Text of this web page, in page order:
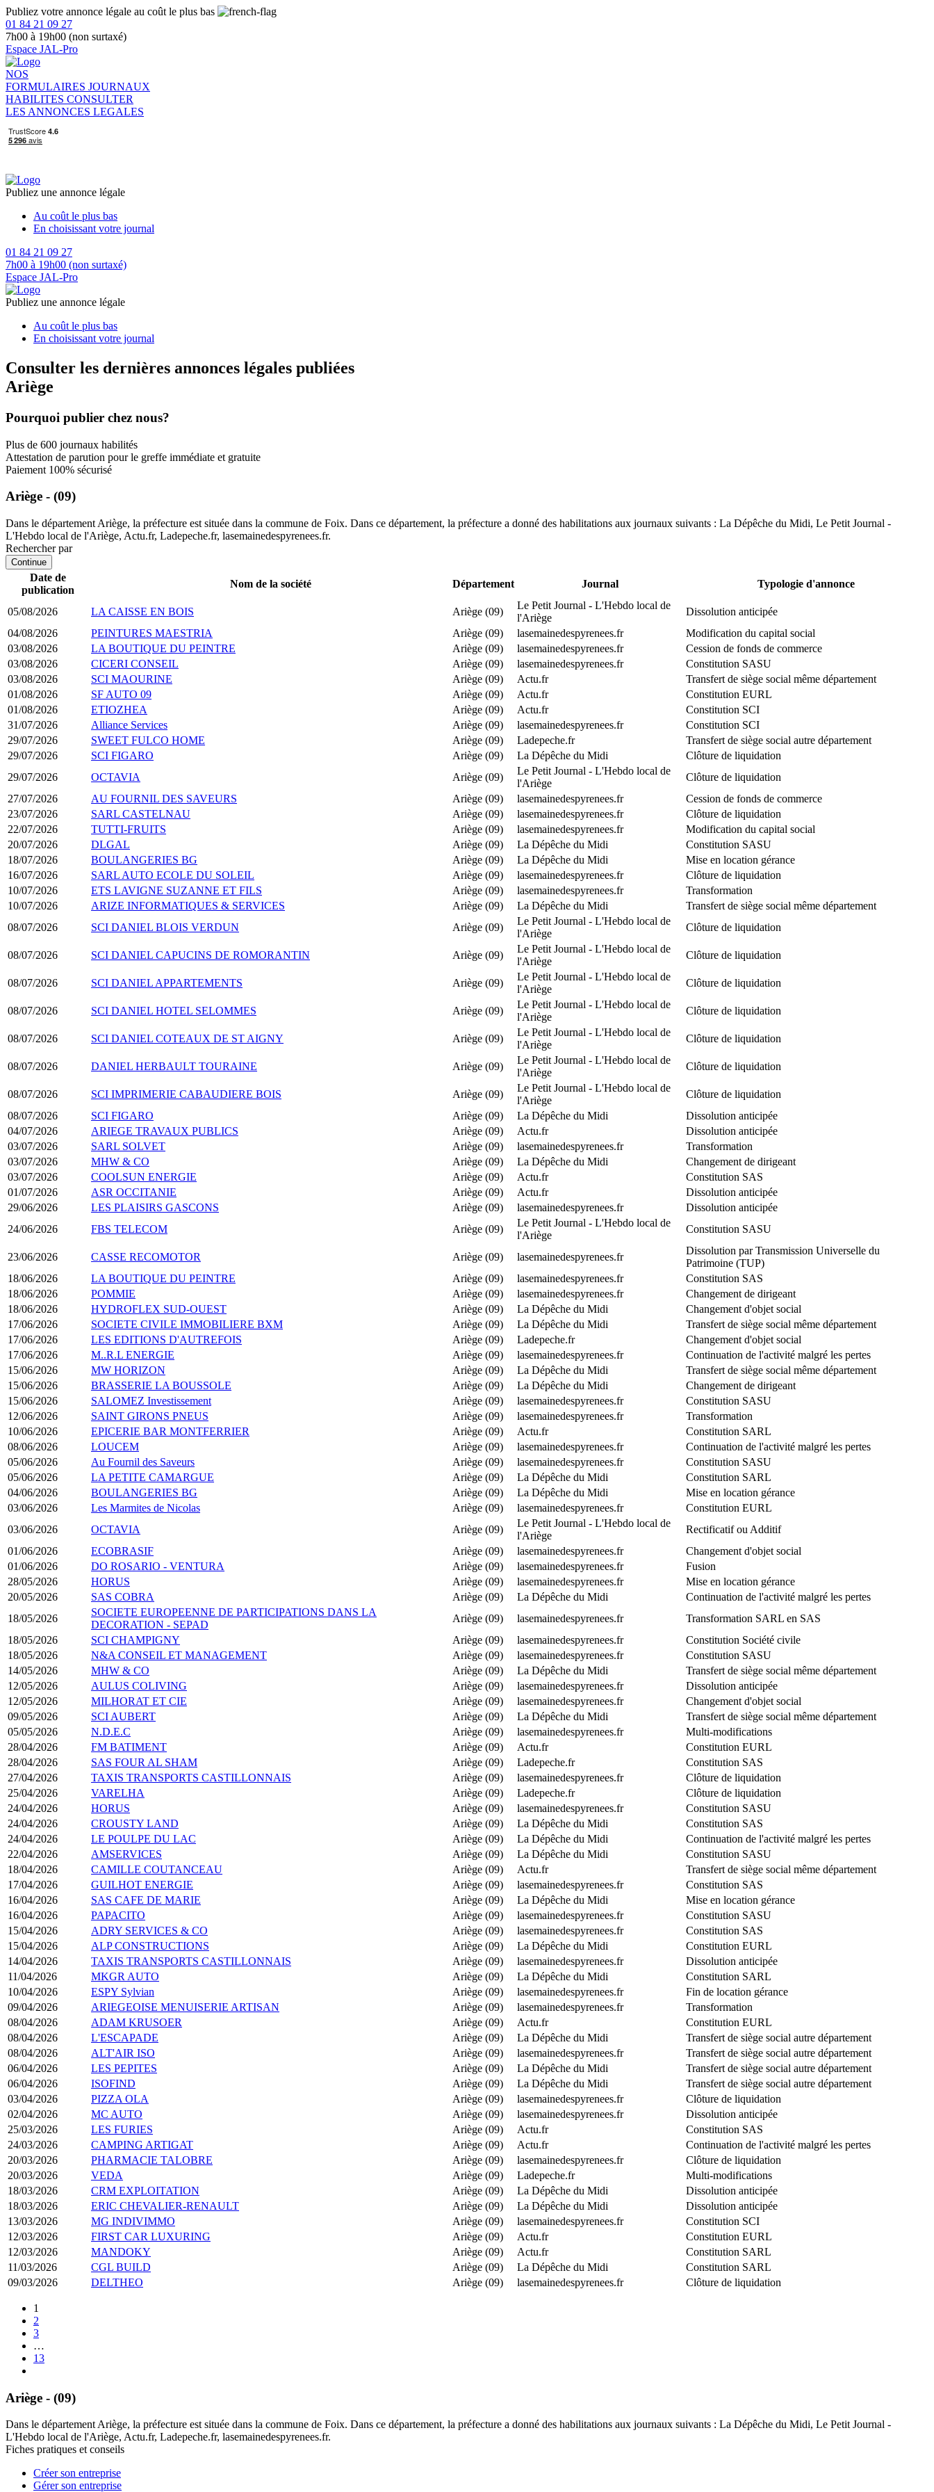
Publiez votre annonce légale au coût le plus bas
01 84 21 09 27
7h00 à 19h00 (non surtaxé)
Espace JAL-Pro
NOS
FORMULAIRES JOURNAUX
HABILITES CONSULTER
LES ANNONCES LEGALES
Publiez une annonce légale
Au coût le plus bas
En choisissant votre journal
01 84 21 09 27
7h00 à 19h00 (non surtaxé)
Espace JAL-Pro
Publiez une annonce légale
Au coût le plus bas
En choisissant votre journal
Consulter les dernières annonces légales publiées
Ariège
Pourquoi publier chez nous?
Plus de 600 journaux habilités
Attestation de parution pour le greffe immédiate et gratuite
Paiement 100% sécurisé
Ariège - (09)
Dans le département Ariège, la préfecture est située dans la commune de Foix. Dans ce département, la préfecture a donné des habilitations aux journaux suivants : La Dépêche du Midi, Le Petit Journal -
L'Hebdo local de l'Ariège, Actu.fr, Ladepeche.fr, lasemainedespyrenees.fr.
Rechercher par
Continue
Date de
publication
Nom de la société Département Journal Typologie d'annonce
05/08/2026 LA CAISSE EN BOIS Ariège (09)
Le Petit Journal - L'Hebdo local de
l'Ariège
Dissolution anticipée
04/08/2026
PEINTURES MAESTRIA Ariège (09) lasemainedespyrenees.fr
Modification du capital social
03/08/2026
LA BOUTIQUE DU PEINTRE Ariège (09) lasemainedespyrenees.fr
Cession de fonds de commerce
03/08/2026
CICERI CONSEIL Ariège (09) lasemainedespyrenees.fr
Constitution SASU
03/08/2026
SCI MAOURINE Ariège (09) Actu.fr
Transfert de siège social même département
01/08/2026
SF AUTO 09 Ariège (09) Actu.fr
Constitution EURL
01/08/2026
ETIOZHEA Ariège (09) Actu.fr
Constitution SCI
31/07/2026
Alliance Services Ariège (09) lasemainedespyrenees.fr
Constitution SCI
29/07/2026
SWEET FULCO HOME Ariège (09) Ladepeche.fr
Transfert de siège social autre département
29/07/2026
SCI FIGARO Ariège (09) La Dépêche du Midi
Clôture de liquidation
29/07/2026
OCTAVIA Ariège (09)
Le Petit Journal - L'Hebdo local de
l'Ariège
Clôture de liquidation
27/07/2026
AU FOURNIL DES SAVEURS Ariège (09) lasemainedespyrenees.fr
Cession de fonds de commerce
23/07/2026
SARL CASTELNAU Ariège (09) lasemainedespyrenees.fr
Clôture de liquidation
22/07/2026
TUTTI-FRUITS Ariège (09) lasemainedespyrenees.fr
Modification du capital social
20/07/2026
DLGAL Ariège (09) La Dépêche du Midi
Constitution SASU
18/07/2026
BOULANGERIES BG Ariège (09) La Dépêche du Midi
Mise en location gérance
16/07/2026
SARL AUTO ECOLE DU SOLEIL Ariège (09) lasemainedespyrenees.fr
Clôture de liquidation
10/07/2026
ETS LAVIGNE SUZANNE ET FILS Ariège (09) lasemainedespyrenees.fr
Transformation
10/07/2026
ARIZE INFORMATIQUES & SERVICES Ariège (09) La Dépêche du Midi
Transfert de siège social même département
08/07/2026
SCI DANIEL BLOIS VERDUN Ariège (09)
Le Petit Journal - L'Hebdo local de
l'Ariège
Clôture de liquidation
08/07/2026 SCI DANIEL CAPUCINS DE ROMORANTIN Ariège (09)
Le Petit Journal - L'Hebdo local de
l'Ariège
Clôture de liquidation
08/07/2026 SCI DANIEL APPARTEMENTS Ariège (09)
Le Petit Journal - L'Hebdo local de
l'Ariège
Clôture de liquidation
08/07/2026 SCI DANIEL HOTEL SELOMMES Ariège (09)
Le Petit Journal - L'Hebdo local de
l'Ariège
Clôture de liquidation
08/07/2026 SCI DANIEL COTEAUX DE ST AIGNY Ariège (09)
Le Petit Journal - L'Hebdo local de
l'Ariège
Clôture de liquidation
08/07/2026 DANIEL HERBAULT TOURAINE Ariège (09)
Le Petit Journal - L'Hebdo local de
l'Ariège
Clôture de liquidation
08/07/2026 SCI IMPRIMERIE CABAUDIERE BOIS Ariège (09)
Le Petit Journal - L'Hebdo local de
l'Ariège
Clôture de liquidation
08/07/2026
SCI FIGARO Ariège (09) La Dépêche du Midi
Dissolution anticipée
04/07/2026
ARIEGE TRAVAUX PUBLICS Ariège (09) Actu.fr
Dissolution anticipée
03/07/2026
SARL SOLVET Ariège (09) lasemainedespyrenees.fr
Transformation
03/07/2026
MHW & CO Ariège (09) La Dépêche du Midi
Changement de dirigeant
03/07/2026
COOLSUN ENERGIE Ariège (09) Actu.fr
Constitution SAS
01/07/2026
ASR OCCITANIE Ariège (09) Actu.fr
Dissolution anticipée
29/06/2026
LES PLAISIRS GASCONS Ariège (09) lasemainedespyrenees.fr
Dissolution anticipée
24/06/2026
FBS TELECOM Ariège (09)
Le Petit Journal - L'Hebdo local de
l'Ariège
Constitution SASU
23/06/2026 CASSE RECOMOTOR Ariège (09) lasemainedespyrenees.fr
Dissolution par Transmission Universelle du
Patrimoine (TUP)
18/06/2026
LA BOUTIQUE DU PEINTRE Ariège (09) lasemainedespyrenees.fr
Constitution SAS
18/06/2026
POMMIE Ariège (09) lasemainedespyrenees.fr
Changement de dirigeant
18/06/2026
HYDROFLEX SUD-OUEST Ariège (09) La Dépêche du Midi
Changement d'objet social
17/06/2026
SOCIETE CIVILE IMMOBILIERE BXM Ariège (09) La Dépêche du Midi
Transfert de siège social même département
17/06/2026
LES EDITIONS D'AUTREFOIS Ariège (09) Ladepeche.fr
Changement d'objet social
17/06/2026
M..R.L ENERGIE Ariège (09) lasemainedespyrenees.fr
Continuation de l'activité malgré les pertes
15/06/2026
MW HORIZON Ariège (09) La Dépêche du Midi
Transfert de siège social même département
15/06/2026
BRASSERIE LA BOUSSOLE Ariège (09) La Dépêche du Midi
Changement de dirigeant
15/06/2026
SALOMEZ Investissement Ariège (09) lasemainedespyrenees.fr
Constitution SASU
12/06/2026
SAINT GIRONS PNEUS Ariège (09) lasemainedespyrenees.fr
Transformation
10/06/2026
EPICERIE BAR MONTFERRIER Ariège (09) Actu.fr
Constitution SARL
08/06/2026
LOUCEM Ariège (09) lasemainedespyrenees.fr
Continuation de l'activité malgré les pertes
05/06/2026
Au Fournil des Saveurs Ariège (09) lasemainedespyrenees.fr
Constitution SASU
05/06/2026
LA PETITE CAMARGUE Ariège (09) La Dépêche du Midi
Constitution SARL
04/06/2026
BOULANGERIES BG Ariège (09) La Dépêche du Midi
Mise en location gérance
03/06/2026
Les Marmites de Nicolas Ariège (09) lasemainedespyrenees.fr
Constitution EURL
03/06/2026
OCTAVIA Ariège (09)
Le Petit Journal - L'Hebdo local de
l'Ariège
Rectificatif ou Additif
01/06/2026
ECOBRASIF Ariège (09) lasemainedespyrenees.fr
Changement d'objet social
01/06/2026
DO ROSARIO - VENTURA Ariège (09) lasemainedespyrenees.fr
Fusion
28/05/2026
HORUS Ariège (09) lasemainedespyrenees.fr
Mise en location gérance
20/05/2026
SAS COBRA Ariège (09) La Dépêche du Midi
Continuation de l'activité malgré les pertes
18/05/2026
SOCIETE EUROPEENNE DE PARTICIPATIONS DANS LA
DECORATION - SEPAD
Ariège (09) lasemainedespyrenees.fr
Transformation SARL en SAS
18/05/2026
SCI CHAMPIGNY Ariège (09) lasemainedespyrenees.fr
Constitution Société civile
18/05/2026
N&A CONSEIL ET MANAGEMENT Ariège (09) lasemainedespyrenees.fr
Constitution SASU
14/05/2026
MHW & CO Ariège (09) La Dépêche du Midi
Transfert de siège social même département
12/05/2026
AULUS COLIVING Ariège (09) lasemainedespyrenees.fr
Dissolution anticipée
12/05/2026
MILHORAT ET CIE Ariège (09) lasemainedespyrenees.fr
Changement d'objet social
09/05/2026
SCI AUBERT Ariège (09) La Dépêche du Midi
Transfert de siège social même département
05/05/2026
N.D.E.C Ariège (09) lasemainedespyrenees.fr
Multi-modifications
28/04/2026
FM BATIMENT Ariège (09) Actu.fr
Constitution EURL
28/04/2026
SAS FOUR AL SHAM Ariège (09) Ladepeche.fr
Constitution SAS
27/04/2026
TAXIS TRANSPORTS CASTILLONNAIS Ariège (09) lasemainedespyrenees.fr
Clôture de liquidation
25/04/2026
VARELHA Ariège (09) Ladepeche.fr
Clôture de liquidation
24/04/2026
HORUS Ariège (09) lasemainedespyrenees.fr
Constitution SASU
24/04/2026
CROUSTY LAND Ariège (09) La Dépêche du Midi
Constitution SAS
24/04/2026
LE POULPE DU LAC Ariège (09) La Dépêche du Midi
Continuation de l'activité malgré les pertes
22/04/2026
AMSERVICES Ariège (09) La Dépêche du Midi
Constitution SASU
18/04/2026
CAMILLE COUTANCEAU Ariège (09) Actu.fr
Transfert de siège social même département
17/04/2026
GUILHOT ENERGIE Ariège (09) lasemainedespyrenees.fr
Constitution SAS
16/04/2026
SAS CAFE DE MARIE Ariège (09) La Dépêche du Midi
Mise en location gérance
16/04/2026
PAPACITO Ariège (09) lasemainedespyrenees.fr
Constitution SASU
15/04/2026
ADRY SERVICES & CO Ariège (09) lasemainedespyrenees.fr
Constitution SAS
15/04/2026
ALP CONSTRUCTIONS Ariège (09) La Dépêche du Midi
Constitution EURL
14/04/2026
TAXIS TRANSPORTS CASTILLONNAIS Ariège (09) lasemainedespyrenees.fr
Dissolution anticipée
11/04/2026
MKGR AUTO Ariège (09) La Dépêche du Midi
Constitution SARL
10/04/2026
ESPY Sylvian Ariège (09) lasemainedespyrenees.fr
Fin de location gérance
09/04/2026
ARIEGEOISE MENUISERIE ARTISAN Ariège (09) lasemainedespyrenees.fr
Transformation
08/04/2026
ADAM KRUSOER Ariège (09) Actu.fr
Constitution EURL
08/04/2026
L'ESCAPADE Ariège (09) La Dépêche du Midi
Transfert de siège social autre département
08/04/2026
ALT'AIR ISO Ariège (09) lasemainedespyrenees.fr
Transfert de siège social autre département
06/04/2026
LES PEPITES Ariège (09) La Dépêche du Midi
Transfert de siège social autre département
06/04/2026
ISOFIND Ariège (09) La Dépêche du Midi
Transfert de siège social autre département
03/04/2026
PIZZA OLA Ariège (09) lasemainedespyrenees.fr
Clôture de liquidation
02/04/2026
MC AUTO Ariège (09) lasemainedespyrenees.fr
Dissolution anticipée
25/03/2026
LES FURIES Ariège (09) Actu.fr
Constitution SAS
24/03/2026
CAMPING ARTIGAT Ariège (09) Actu.fr
Continuation de l'activité malgré les pertes
20/03/2026
PHARMACIE TALOBRE Ariège (09) lasemainedespyrenees.fr
Clôture de liquidation
20/03/2026
VEDA Ariège (09) Ladepeche.fr
Multi-modifications
18/03/2026
CRM EXPLOITATION Ariège (09) La Dépêche du Midi
Dissolution anticipée
18/03/2026
ERIC CHEVALIER-RENAULT Ariège (09) La Dépêche du Midi
Dissolution anticipée
13/03/2026
MG INDIVIMMO Ariège (09) lasemainedespyrenees.fr
Constitution SCI
12/03/2026
FIRST CAR LUXURING Ariège (09) Actu.fr
Constitution EURL
12/03/2026
MANDOKY Ariège (09) Actu.fr
Constitution SARL
11/03/2026
CGL BUILD Ariège (09) La Dépêche du Midi
Constitution SARL
09/03/2026
DELTHEO Ariège (09) lasemainedespyrenees.fr Clôture de liquidation
1
2
3
…
13
Ariège - (09)
Dans le département Ariège, la préfecture est située dans la commune de Foix. Dans ce département, la préfecture a donné des habilitations aux journaux suivants : La Dépêche du Midi, Le Petit Journal -
L'Hebdo local de l'Ariège, Actu.fr, Ladepeche.fr, lasemainedespyrenees.fr.
Fiches pratiques et conseils
Créer son entreprise
Gérer son entreprise